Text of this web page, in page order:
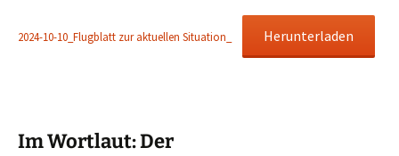
2024-10-10_Flugblatt zur aktuellen Situation_ Herunterladen
Im Wortlaut: Der